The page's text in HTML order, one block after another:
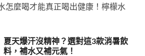
怎麼喝才能真正喝出健康！檸檬水
夏天爆汗沒精神？選對這3款消暑飲
料，補水又補元氣！